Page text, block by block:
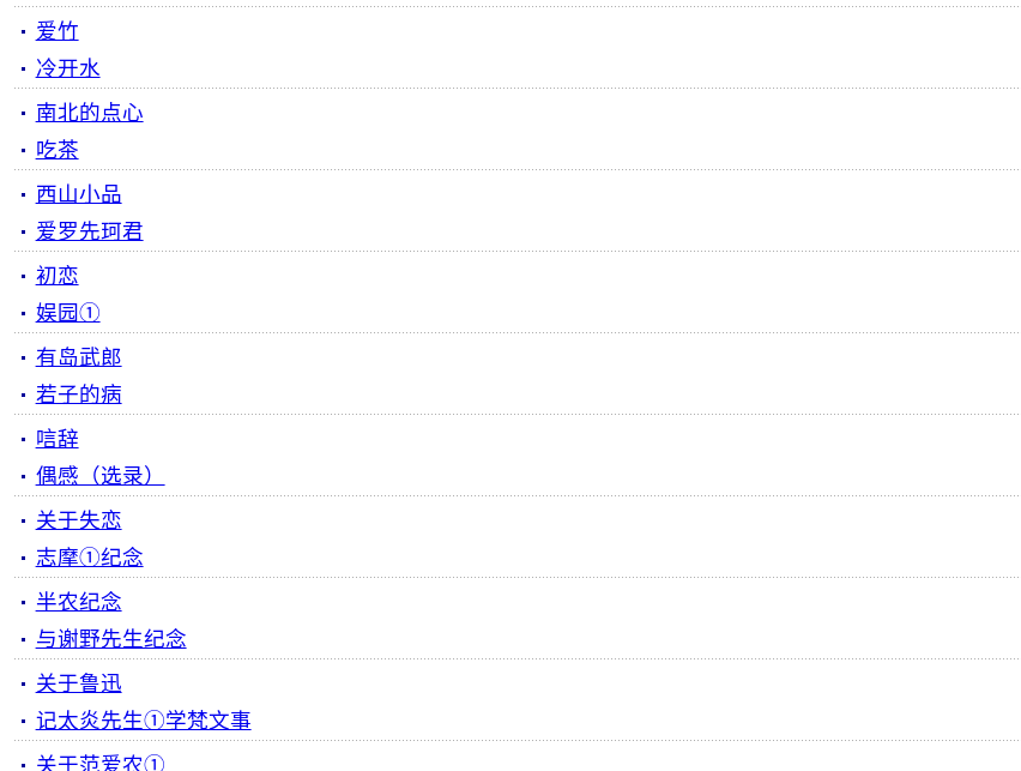
爱竹
冷开水
南北的点心
吃茶
西山小品
爱罗先珂君
初恋
娱园①
有岛武郎
若子的病
唁辞
偶感（选录）
关于失恋
志摩①纪念
半农纪念
与谢野先生纪念
关于鲁迅
记太炎先生①学梵文事
关于范爱农①